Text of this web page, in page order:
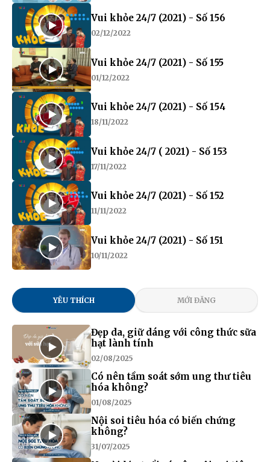
Vui khỏe 24/7 (2021) - Số 156
02/12/2022
Vui khỏe 24/7 (2021) - Số 155
01/12/2022
Vui khỏe 24/7 (2021) - Số 154
18/11/2022
Vui khỏe 24/7 ( 2021) - Số 153
17/11/2022
Vui khỏe 24/7 (2021) - Số 152
11/11/2022
Vui khỏe 24/7 (2021) - Số 151
10/11/2022
YÊU THÍCH MỚI ĐĂNG
Đẹp da, giữ dáng với công thức sữa
hạt lành tính
02/08/2025
Có nên tầm soát sớm ung thư tiêu
hóa không?
01/08/2025
Nội soi tiêu hóa có biến chứng
không?
31/07/2025